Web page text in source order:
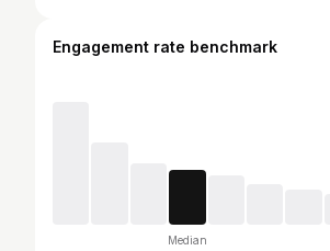
Engagement rate benchmark
Median